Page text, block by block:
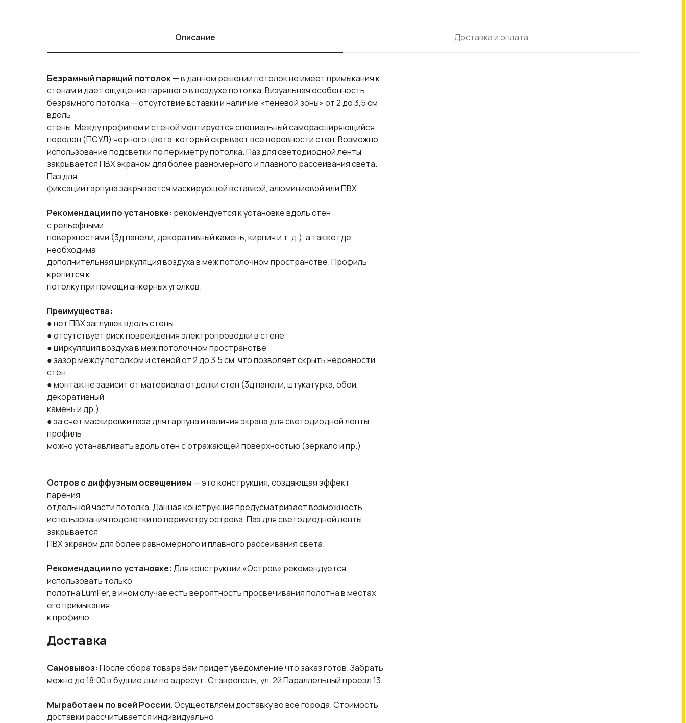
Описание Доставка и оплата
Безрамный парящий потолок— в данном решении потолок не имеет примыкания к
стенам и дает ощущение парящего в воздухе потолка. Визуальная особенность
безрамного потолка — отсутствие вставки и наличие «теневой зоны» от 2 до 3,5 см
вдоль
стены. Между профилем и стеной монтируется специальный саморасширяющийся
поролон (ПСУЛ) черного цвета, который скрывает все неровности стен. Возможно
использование подсветки по периметру потолка. Паз для светодиодной ленты
закрывается ПВХ экраном для более равномерного и плавного рассеивания света.
Паз для
фиксации гарпуна закрывается маскирующей вставкой, алюминиевой или ПВХ.
Рекомендации по установке: рекомендуется к установке вдоль стен
с рельефными
поверхностями (3д панели, декоративный камень, кирпич и т. д.), а также где
необходима
дополнительная циркуляция воздуха в меж потолочном пространстве. Профиль
крепится к
потолку при помощи анкерных уголков.
Преимущества:
● нет ПВХ заглушек вдоль стены
● отсутствует риск повреждения электропроводки в стене
● циркуляция воздуха в меж потолочном пространстве
● зазор между потолком и стеной от 2 до 3,5 см, что позволяет скрыть неровности
стен
● монтаж не зависит от материала отделки стен (3д панели, штукатурка, обои,
декоративный
камень и др.)
● за счет маскировки паза для гарпуна и наличия экрана для светодиодной ленты,
профиль
можно устанавливать вдоль стен с отражающей поверхностью (зеркало и пр.)
Остров с диффузным освещением — это конструкция, создающая эффект
парения
отдельной части потолка. Данная конструкция предусматривает возможность
использования подсветки по периметру острова. Паз для светодиодной ленты
закрывается
ПВХ экраном для более равномерного и плавного рассеивания света.
Рекомендации по установке: Для конструкции «Остров» рекомендуется
использовать только
полотна LumFer, в ином случае есть вероятность просвечивания полотна в местах
его примыкания
к профилю.
Доставка
Самовывоз: После сбора товара Вам придет уведомление что заказ готов. Забрать
можно до 18:00 в будние дни по адресу г. Ставрополь, ул. 2й Параллельный проезд 13
Мы работаем по всей России.Осуществляем доставку во все города. Стоимость
доставки рассчитывается индивидуально